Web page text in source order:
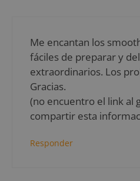
Me encantan los
fáciles de preparar y
extraordinarios. Los
Gracias.
(no encuentro el link al
compartir esta
Responder